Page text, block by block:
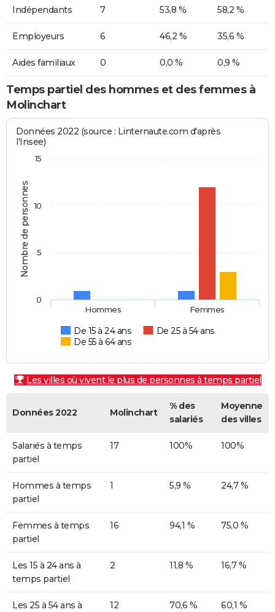
Indépendants 7 53,8 % 58,2 %
Employeurs 6 46,2 % 35,6 %
Aides familiaux 0 0,0 % 0,9 %
Temps partiel des hommes et des femmes à
Molinchart
Nombre de personnes
Données 2022 (source : Linternaute.com d'après
l'Insee)
De 15 à 24 ans
De 25 à 54 ans
De 55 à 64 ans
Hommes Femmes
0
5
10
15
Les villes où vivent le plus de personnes à temps partiel
Données 2022 Molinchart
% des
salariés
Moyenne
des villes
Salariés à temps
partiel
17 100% 100%
Hommes à temps
partiel
1 5,9 % 24,7 %
Femmes à temps
partiel
16 94,1 % 75,0 %
Les 15 à 24 ans à
temps partiel
2 11,8 % 16,7 %
Les 25 à 54 ans à
12 70,6 % 60,1 %